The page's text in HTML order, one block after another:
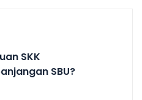
SKK
SBU?